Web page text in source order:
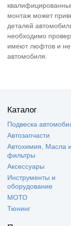
монтаж может
деталей
необходимо
имеют люфтов и
автомобиля.
Каталог
Подвеска
Автозапчасти
Автохимия, Масла и
фильтры
Аксессуары
Инструменты и
оборудование
МОТО
Тюнинг